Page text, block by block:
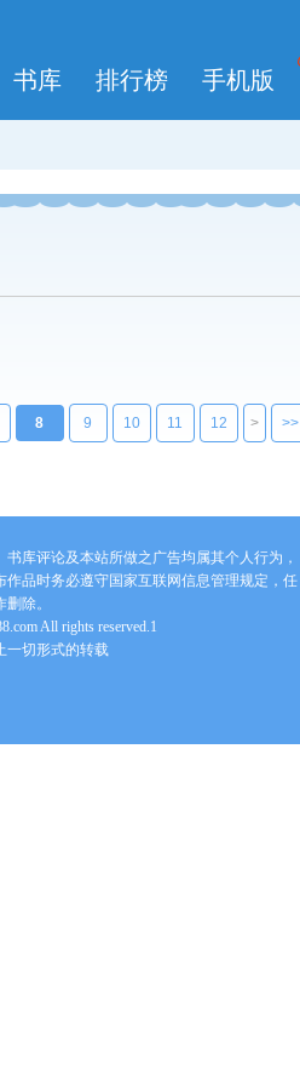
书库 排行榜 手机版
8 9 10 11 12 > >>
库评论及本站所做之广告均属其个人行为，
作品时务必遵守国家互联网信息管理规定，任
除。
All rights reserved.1
一切形式的转载